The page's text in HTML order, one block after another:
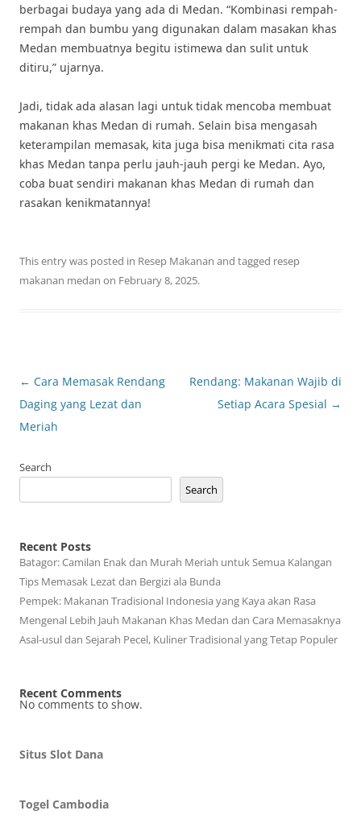
berbagai budaya yang ada di Medan. “Kombinasi rempah-
rempah dan bumbu yang digunakan dalam masakan khas
Medan membuatnya begitu istimewa dan sulit untuk
ditiru,” ujarnya.
Jadi, tidak ada alasan lagi untuk tidak mencoba membuat
makanan khas Medan di rumah. Selain bisa mengasah
keterampilan memasak, kita juga bisa menikmati cita rasa
khas Medan tanpa perlu jauh-jauh pergi ke Medan. Ayo,
coba buat sendiri makanan khas Medan di rumah dan
rasakan kenikmatannya!
This entry was posted in Resep Makanan and tagged resep
makanan medan on February 8, 2025.
Post
navigation
← Cara Memasak Rendang
Daging yang Lezat dan
Meriah
Rendang: Makanan Wajib di
Setiap Acara Spesial →
Search
Search
Recent Posts
Batagor: Camilan Enak dan Murah Meriah untuk Semua Kalangan
Tips Memasak Lezat dan Bergizi ala Bunda
Pempek: Makanan Tradisional Indonesia yang Kaya akan Rasa
Mengenal Lebih Jauh Makanan Khas Medan dan Cara Memasaknya
Asal-usul dan Sejarah Pecel, Kuliner Tradisional yang Tetap Populer
Recent Comments
No comments to show.
Situs Slot Dana
Togel Cambodia